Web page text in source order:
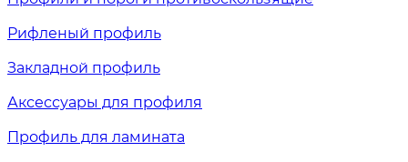
Рифленый профиль
Закладной профиль
Аксессуары для профиля
Профиль для ламината